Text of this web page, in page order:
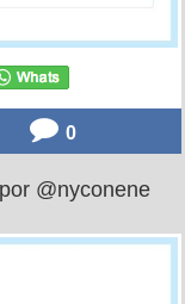
0
@nyconene